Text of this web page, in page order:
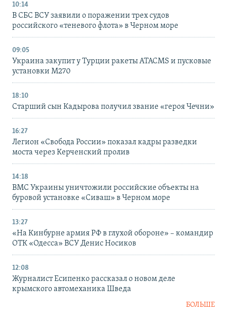
10:14
В СБС ВСУ заявили о поражении трех судов
российского «теневого флота» в Черном море
09:05
Украина закупит у Турции ракеты ATACMS и пусковые
установки M270
18:10
Старший сын Кадырова получил звание «героя Чечни»
16:27
Легион «Свобода России» показал кадры разведки
моста через Керченский пролив
14:18
ВМС Украины уничтожили российские объекты на
буровой установке «Сиваш» в Черном море
13:27
«На Кинбурне армия РФ в глухой обороне» – командир
ОТК «Одесса» ВСУ Денис Носиков
12:08
Журналист Есипенко рассказал о новом деле
крымского автомеханика Шведа
БОЛЬШЕ